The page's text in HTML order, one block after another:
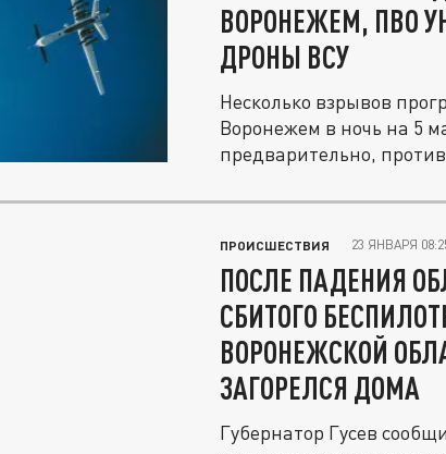
ВОРОНЕЖЕМ, ПВО
ДРОНЫ ВСУ
Несколько взрывов
Воронежем в ночь на 5
предварительно,
ПРОИСШЕСТВИЯ 23 ЯНВАРЯ
ПОСЛЕ ПАДЕНИЯ
СБИТОГО
ВОРОНЕЖСКОЙ
ЗАГОРЕЛСЯ ДОМА
Губернатор Гусев